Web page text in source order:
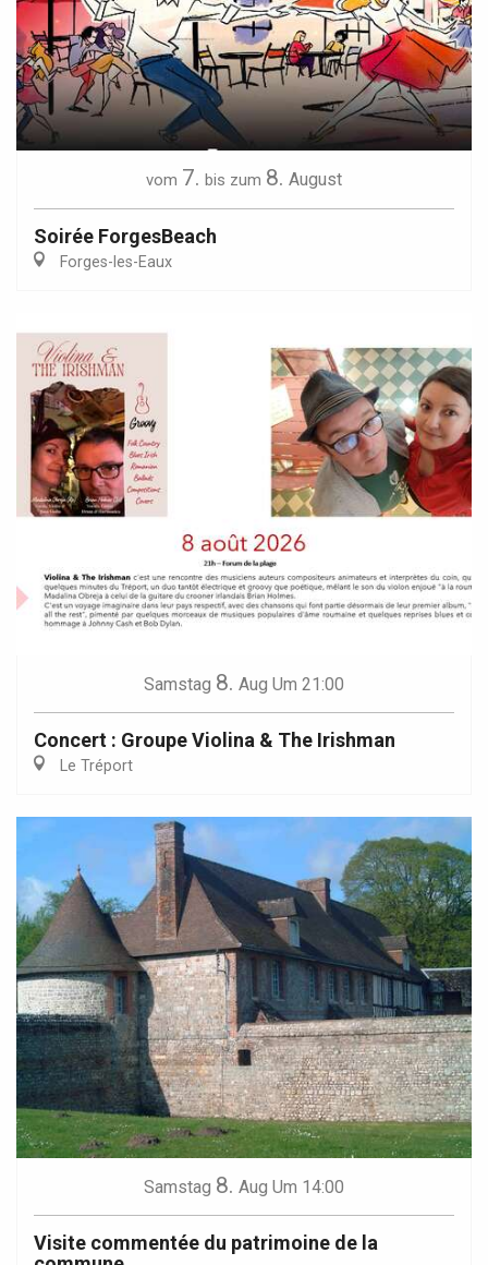
vom 7. bis zum 8. August
Soirée ForgesBeach
Forges-les-Eaux
Samstag 8. Aug Um 21:00
Concert : Groupe Violina & The Irishman
Le Tréport
Samstag 8. Aug Um 14:00
Visite commentée du patrimoine de la